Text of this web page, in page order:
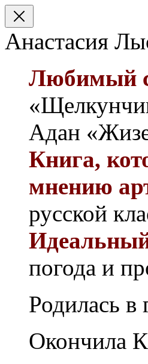
Анастасия
Любимый
Адан
Книга,
мнению
русской
погода и
Родилась в
Окончила